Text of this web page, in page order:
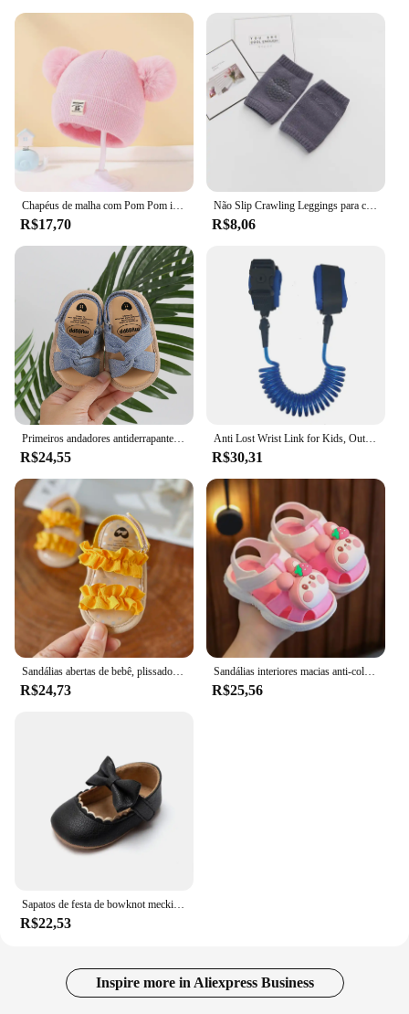
R$17,70
Não Slip Crawling Leggings para crianças, crianças, acessórios do bebê, Dot Knee Pads, protetor, joelheira de segurança, Leg Warmer, meninas, meninos, bebês
R$8,06
R$24,55
Anti Lost Wrist Link for Kids, Outdoor Walking, Travel Hand Belt Band, Toddler Leash, Safety Strap Rope, Child Wristband, Walking
R$30,31
R$24,73
Sandálias interiores macias anti-colisão, sapatos de bebê, cabeça de saco, antiderrapante, desenhos animados super fofos, desgaste ao ar livre, novo, 2023
R$25,56
R$22,53
Inspire more in Aliexpress Business